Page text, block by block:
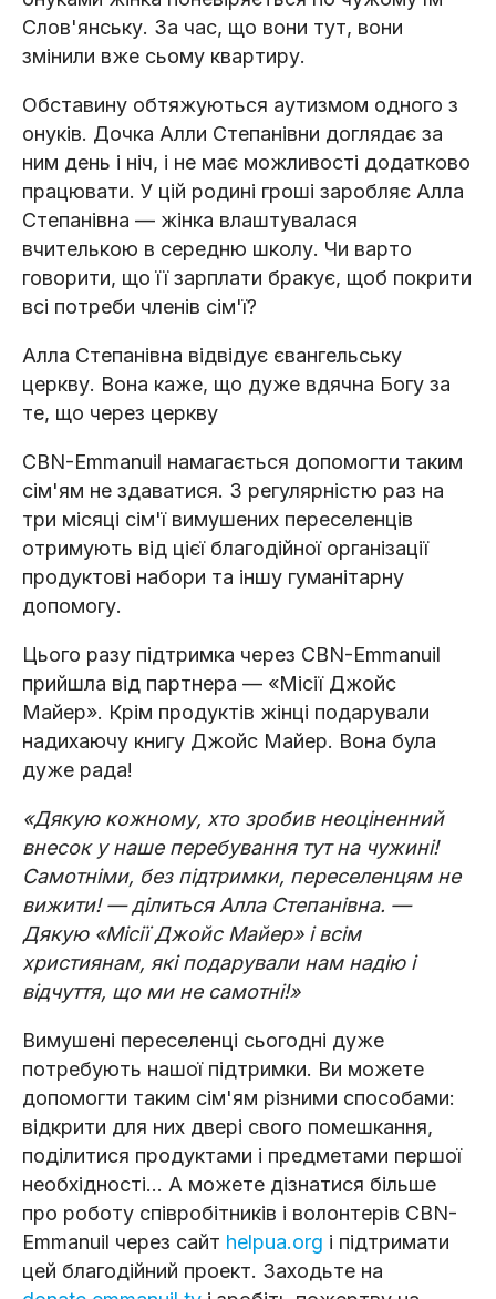
Слов'янську. За час, що вони тут, вони
змінили вже сьому квартиру.
Обставину обтяжуються аутизмом одного з
онуків. Дочка Алли Степанівни доглядає за
ним день і ніч, і не має можливості додатково
працювати. У цій родині гроші заробляє Алла
Степанівна — жінка влаштувалася
вчителькою в середню школу. Чи варто
говорити, що її зарплати бракує, щоб покрити
всі потреби членів сім'ї?
Алла Степанівна відвідує євангельську
церкву. Вона каже, що дуже вдячна Богу за
те, що через церкву
CBN-Emmanuil намагається допомогти таким
сім'ям не здаватися. З регулярністю раз на
три місяці сім'ї вимушених переселенців
отримують від цієї благодійної організації
продуктові набори та іншу гуманітарну
допомогу.
Цього разу підтримка через CBN-Emmanuil
прийшла від партнера — «Місії Джойс
Майер». Крім продуктів жінці подарували
надихаючу книгу Джойс Майер. Вона була
дуже рада!
«Дякую кожному, хто зробив неоціненний
внесок у наше перебування тут на чужині!
Самотніми, без підтримки, переселенцям не
вижити! — ділиться Алла Степанівна. —
Дякую «Місії Джойс Майер» і всім
християнам, які подарували нам надію і
відчуття, що ми не самотні!»
Вимушені переселенці сьогодні дуже
потребують нашої підтримки. Ви можете
допомогти таким сім'ям різними способами:
відкрити для них двері свого помешкання,
поділитися продуктами і предметами першої
необхідності... А можете дізнатися більше
про роботу співробітників і волонтерів CBN-
Emmanuil через сайт helpua.org і підтримати
цей благодійний проект. Заходьте на